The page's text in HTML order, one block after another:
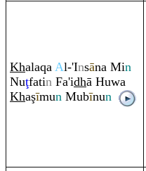
Khalaqa Al-'Insāna Min
Nuţfatin Fa'idhā Huwa
Khaşīmun Mubīnun